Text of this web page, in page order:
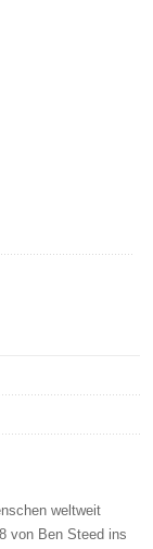
weltweit
von Ben Steed ins